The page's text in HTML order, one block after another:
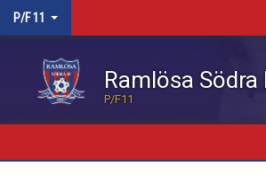
P/F 11
Ramlösa Södra
P/F11